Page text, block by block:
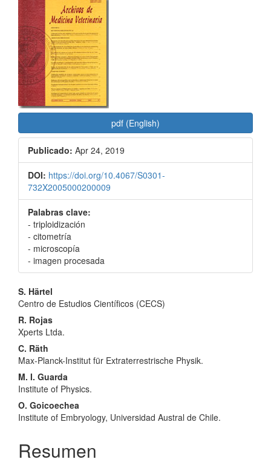
Barra
lateral
del
artículo
pdf (English)
Publicado: Apr 24, 2019
DOI: https://doi.org/10.4067/S0301-
732X2005000200009
Palabras clave:
- triploidización
- citometría
- microscopía
- imagen procesada
Contenido
principal
del
artículo
S. Härtel
Centro de Estudios Científicos (CECS)
R. Rojas
Xperts Ltda.
C. Räth
Max-Planck-Institut für Extraterrestrische Physik.
M. I. Guarda
Institute of Physics.
O. Goicoechea
Institute of Embryology, Universidad Austral de Chile.
Resumen